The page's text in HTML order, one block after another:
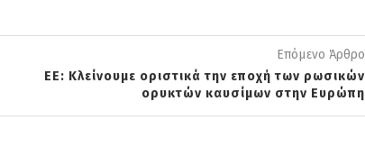
Επόμενο Άρθρο
ΕΕ: Κλείνουμε οριστικά την εποχή των ρωσικών
ορυκτών καυσίμων στην Ευρώπη